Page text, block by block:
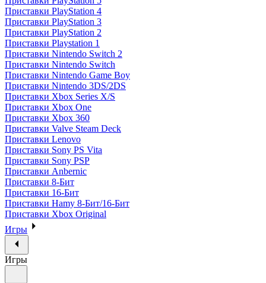
Приставки PlayStation 4
Приставки PlayStation 3
Приставки PlayStation 2
Приставки Playstation 1
Приставки Nintendo Switch 2
Приставки Nintendo Switch
Приставки Nintendo Game Boy
Приставки Nintendo 3DS/2DS
Приставки Xbox Series X/S
Приставки Xbox One
Приставки Xbox 360
Приставки Valve Steam Deck
Приставки Lenovo
Приставки Sony PS Vita
Приставки Sony PSP
Приставки Anbernic
Приставки 8-Бит
Приставки 16-Бит
Приставки Hamy 8-Бит/16-Бит
Приставки Xbox Original
Игры
Игры